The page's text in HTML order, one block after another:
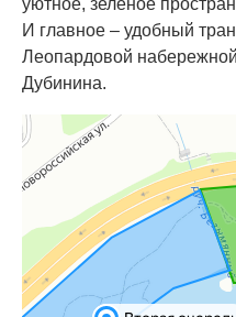
уютное, зелёное
И главное – удобный
Леопардовой
Дубинина.